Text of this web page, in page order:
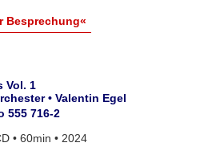
Besprechung«
Vol. 1
• Valentin Egel
555 716-2
• 60min • 2024